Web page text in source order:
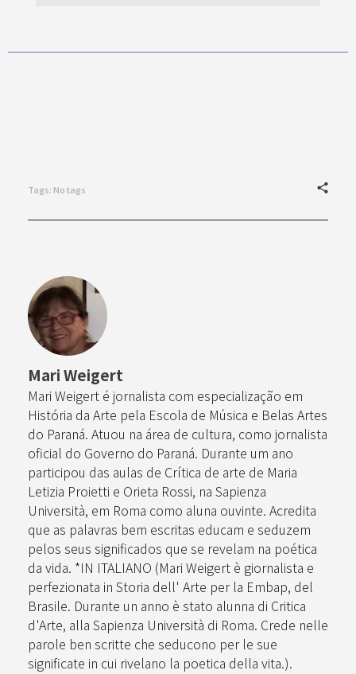
Tags: No tags
Mari Weigert
Mari Weigert é jornalista com especialização em
História da Arte pela Escola de Música e Belas Artes
do Paraná. Atuou na área de cultura, como jornalista
oficial do Governo do Paraná. Durante um ano
participou das aulas de Crítica de arte de Maria
Letizia Proietti e Orieta Rossi, na Sapienza
Università, em Roma como aluna ouvinte. Acredita
que as palavras bem escritas educam e seduzem
pelos seus significados que se revelam na poética
da vida. *IN ITALIANO (Mari Weigert è giornalista e
perfezionata in Storia dell' Arte per la Embap, del
Brasile. Durante un anno è stato alunna di Critica
d'Arte, alla Sapienza Università di Roma. Crede nelle
parole ben scritte che seducono per le sue
significate in cui rivelano la poetica della vita.).